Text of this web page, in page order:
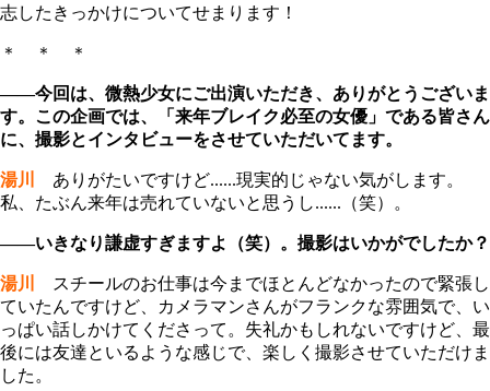
志したきっかけについてせまります！
＊ ＊ ＊
――今回は、微熱少女にご出演いただき、ありがとうございま
す。この企画では、「来年ブレイク必至の女優」である皆さん
に、撮影とインタビューをさせていただいてます。
湯川
ありがたいですけど......現実的じゃない気がします。
私、たぶん来年は売れていないと思うし......（笑）。
――いきなり謙虚すぎますよ（笑）。撮影はいかがでしたか？
湯川
スチールのお仕事は今までほとんどなかったので緊張し
ていたんですけど、カメラマンさんがフランクな雰囲気で、い
っぱい話しかけてくださって。失礼かもしれないですけど、最
後には友達といるような感じで、楽しく撮影させていただけま
した。